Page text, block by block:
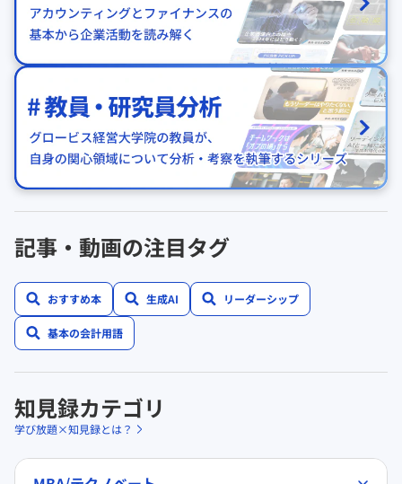
記事・動画の注目タグ
おすすめ本 生成AI リーダーシップ
基本の会計用語
知見録カテゴリ
学び放題×知見録とは？